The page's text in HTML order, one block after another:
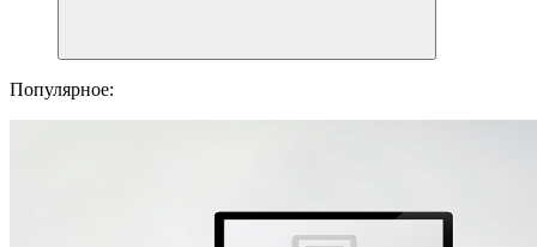
Популярное: